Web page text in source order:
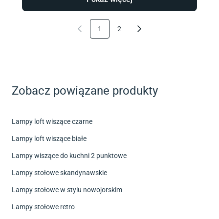
1 2
Zobacz powiązane produkty
Lampy loft wiszące czarne
Lampy loft wiszące białe
Lampy wiszące do kuchni 2 punktowe
Lampy stołowe skandynawskie
Lampy stołowe w stylu nowojorskim
Lampy stołowe retro